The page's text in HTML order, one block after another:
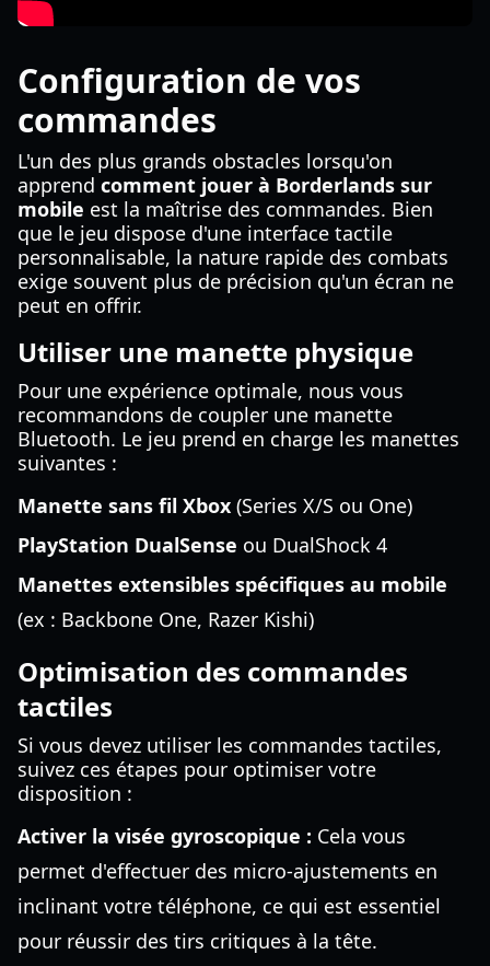
Configuration de vos
commandes
L'un des plus grands obstacles lorsqu'on
apprend comment jouer à Borderlands sur
mobile est la maîtrise des commandes. Bien
que le jeu dispose d'une interface tactile
personnalisable, la nature rapide des combats
exige souvent plus de précision qu'un écran ne
peut en offrir.
Utiliser une manette physique
Pour une expérience optimale, nous vous
recommandons de coupler une manette
Bluetooth. Le jeu prend en charge les manettes
suivantes :
Manette sans fil Xbox (Series X/S ou One)
PlayStation DualSense ou DualShock 4
Manettes extensibles spécifiques au mobile
(ex : Backbone One, Razer Kishi)
Optimisation des commandes
tactiles
Si vous devez utiliser les commandes tactiles,
suivez ces étapes pour optimiser votre
disposition :
Activer la visée gyroscopique : Cela vous
permet d'effectuer des micro-ajustements en
inclinant votre téléphone, ce qui est essentiel
pour réussir des tirs critiques à la tête.